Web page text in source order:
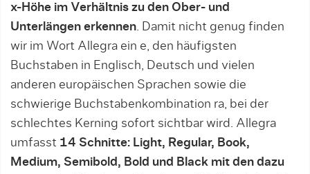
x-Höhe im Verhältnis zu den Ober- und
Unterlängen erkennen. Damit nicht genug finden
wir im Wort Allegra ein e, den häufigsten
Buchstaben in Englisch, Deutsch und vielen
anderen europäischen Sprachen sowie die
schwierige Buchstabenkombination ra, bei der
schlechtes Kerning sofort sichtbar wird. Allegra
umfasst 14 Schnitte: Light, Regular, Book,
Medium, Semibold, Bold und Black mit den dazu